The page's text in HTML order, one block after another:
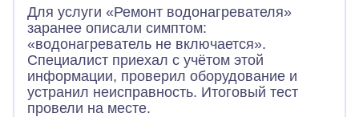
Для услуги «Ремонт водонагревателя»
заранее описали симптом:
«водонагреватель не включается».
Специалист приехал с учётом этой
информации, проверил оборудование и
устранил неисправность. Итоговый тест
провели на месте.